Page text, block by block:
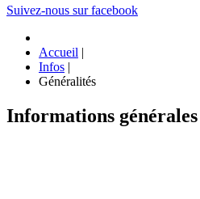
Suivez-nous sur facebook
Accueil |
Infos |
Généralités
Informations générales